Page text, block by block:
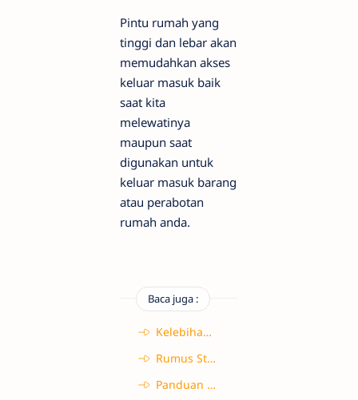
Pintu rumah yang
tinggi dan lebar akan
memudahkan akses
keluar masuk baik
saat kita
melewatinya
maupun saat
digunakan untuk
keluar masuk barang
atau perabotan
rumah anda.
Baca juga :
Kelebihan dan Kekurangan Kayu dan Baja Ringan untuk Rangka Atap Rumah
Rumus Standar Ukuran Septic Tank untuk Rumah Tangga
Panduan Membuat dan Merawat Septic Tank Rumah Tangga